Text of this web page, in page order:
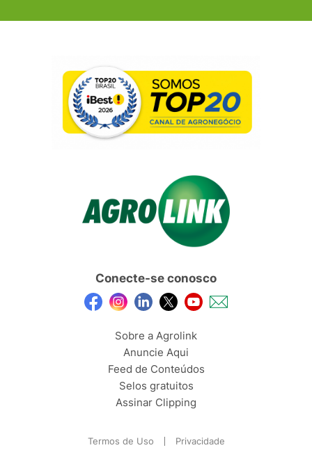
Conecte-se conosco
Sobre a Agrolink
Anuncie Aqui
Feed de Conteúdos
Selos gratuitos
Assinar Clipping
Termos de Uso Privacidade